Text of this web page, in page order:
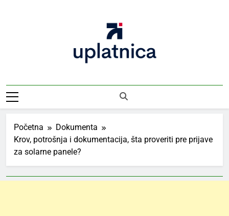
Uplatnica
Početna
Dokumenta
Krov, potrošnja i dokumentacija, šta proveriti pre prijave
za solarne panele?